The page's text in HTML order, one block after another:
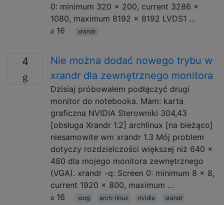
0: minimum 320 x 200, current 3286 x
1080, maximum 8192 x 8192 LVDS1 …
16
xrandr
4
Nie można dodać nowego trybu w
xrandr dla zewnętrznego monitora
Dzisiaj próbowałem podłączyć drugi
monitor do notebooka. Mam: karta
graficzna NVIDIA Sterowniki 304,43
[obsługa Xrandr 1.2] archlinux [na ​​bieżąco]
niesamowite wm xrandr 1.3 Mój problem
dotyczy rozdzielczości większej niż 640 x
480 dla mojego monitora zewnętrznego
(VGA). xrandr -q: Screen 0: minimum 8 x 8,
current 1920 x 800, maximum …
16
xorg arch-linux nvidia xrandr